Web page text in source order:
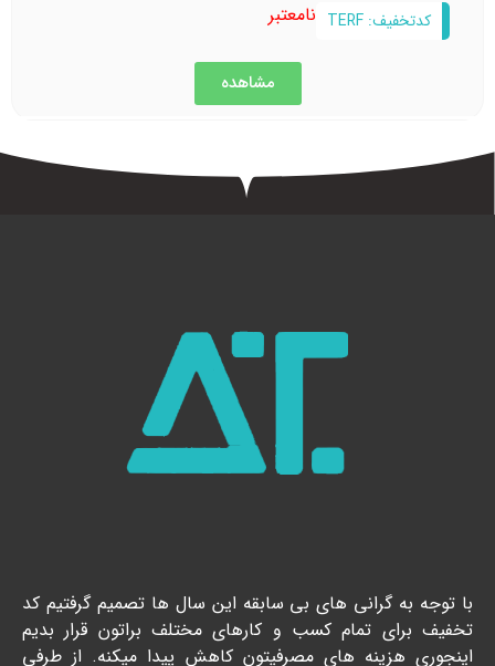
کدتخفیف: TERF نامعتبر
مشاهده
با توجه به گرانی های بی سابقه این سال ها تصمیم گرفتیم کد
تخفیف برای تمام کسب و کارهای مختلف براتون قرار بدیم
اینجوری هزینه های مصرفیتون کاهش پیدا میکنه. از طرفی